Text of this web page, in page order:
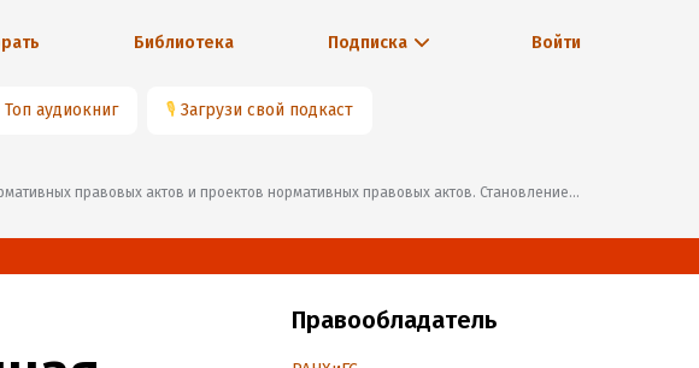
Библиотека Подписка Войти
Топ аудиокниг 🎙 Загрузи свой подкаст
правовых актов и проектов нормативных правовых актов. Становление, опыт, перспективы»
Правообладатель